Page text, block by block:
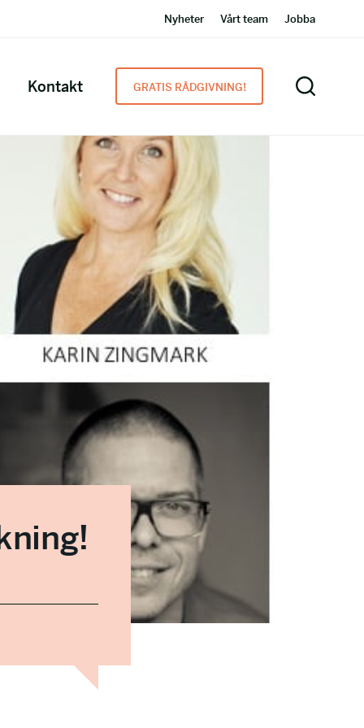
Nyheter Vårt team Jobba
Kontakt GRATIS RÅDGIVNING!